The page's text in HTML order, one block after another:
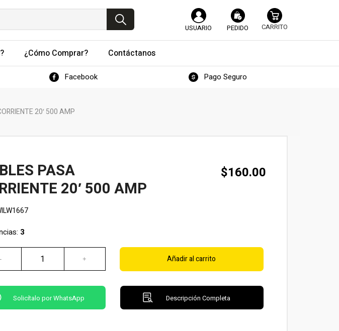
USUARIO PEDIDO
¿Cómo Comprar? Contáctanos
Facebook Pago Seguro
20′ 500 AMP
PASA
20′ 500 AMP
$160.00
3
Añadir al carrito
Solicítalo por WhatsApp Descripción Completa